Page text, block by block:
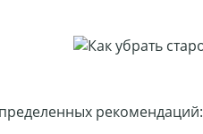
рекомендаций: